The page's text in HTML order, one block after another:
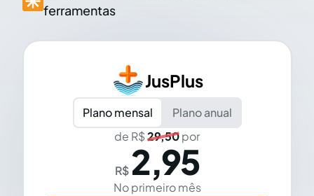
ferramentas
JusPlus
Plano mensal
Plano anual
de R$29,50por
R$ 2,95
No primeiro mês